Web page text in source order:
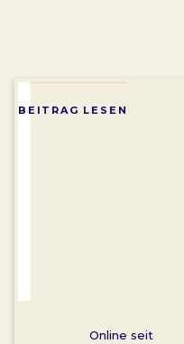
Online seit
BEITRAG LESEN